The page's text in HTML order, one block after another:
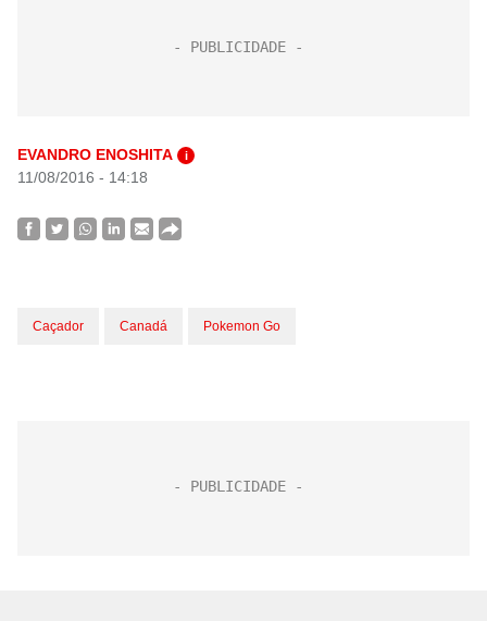
EVANDRO ENOSHITA i
11/08/2016 - 14:18
Caçador Canadá Pokemon Go